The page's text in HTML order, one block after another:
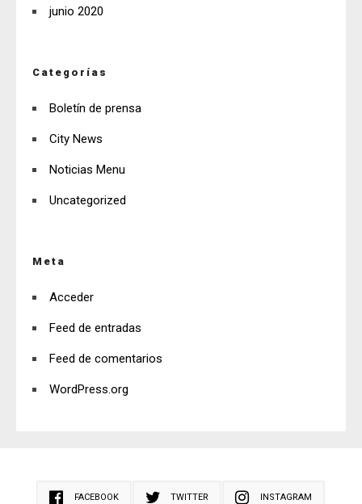
junio 2020
Categorías
Boletín de prensa
City News
Noticias Menu
Uncategorized
Meta
Acceder
Feed de entradas
Feed de comentarios
WordPress.org
FACEBOOK TWITTER INSTAGRAM